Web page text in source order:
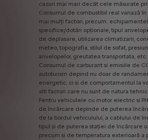
cazuri mai mari decât cele măsurate
Consumul de combustibil real variază în
mai mulți factori, precum:
specifice/dotări opționale, tipul
de deplasare, utilizarea climatizarii,
meteo, topografia, stilul de sofat,
anvelopelor, greutatea transportata, etc.
Consumul de carburant si emisiile de
autoturism depind nu doar de
energetic, ci si de comportamentul la
alti factori care nu sunt de natura
Pentru vehiculele cu motor electric si
de încărcare depinde de puterea
de la bordul vehiculului, a cablului de
tipul și de puterea stației de încărcare
precum si de temperatura exterioară a